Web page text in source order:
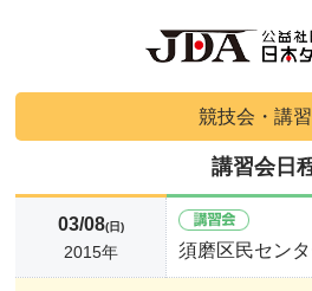
競技会・講
講習会日
03/08(日)
2015年 須磨区民セン